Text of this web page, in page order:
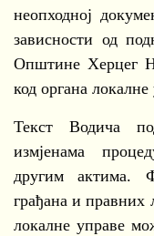
неопходној
зависности од
Општине Херцег
код органа
Текст Водича
измјенама
другим актима.
грађана и правних
локалне управе